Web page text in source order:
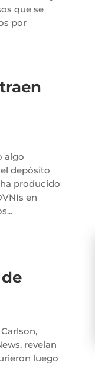
que se
por
algo
depósito
producido
en
revelan
luego